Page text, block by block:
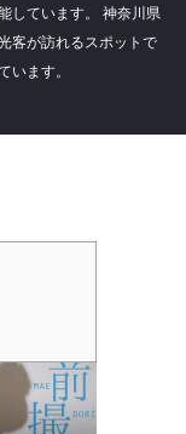
しています。 神奈川県
客が訪れるスポットで
います。